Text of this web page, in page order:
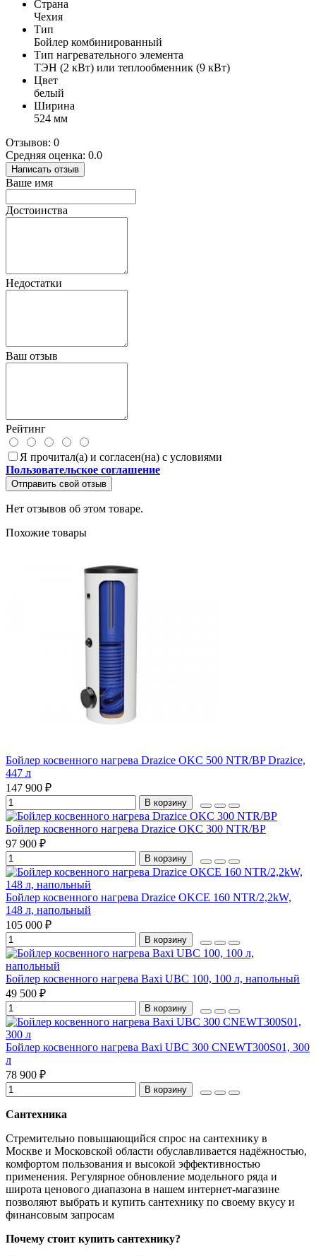
Страна
Чехия
Тип
Бойлер комбинированный
Тип нагревательного элемента
ТЭН (2 кВт) или теплообменник (9 кВт)
Цвет
белый
Ширина
524 мм
Отзывов: 0
Средняя оценка: 0.0
Написать отзыв
Ваше имя
Достоинства
Недостатки
Ваш отзыв
Рейтинг
Я прочитал(а) и согласен(на) с условиями
Пользовательское соглашение
Отправить свой отзыв
Нет отзывов об этом товаре.
Похожие товары
Бойлер косвенного нагрева Drazice OKC 500 NTR/BP Drazice,
447 л
147 900 ₽
В корзину
Бойлер косвенного нагрева Drazice OKC 300 NTR/BP
97 900 ₽
В корзину
Бойлер косвенного нагрева Drazice OKCE 160 NTR/2,2kW,
148 л, напольный
105 000 ₽
В корзину
Бойлер косвенного нагрева Baxi UBC 100, 100 л, напольный
49 500 ₽
В корзину
Бойлер косвенного нагрева Baxi UBC 300 CNEWT300S01, 300
л
78 900 ₽
В корзину
Сантехника
Стремительно повышающийся спрос на сантехнику в
Москве и Московской области обуславливается надёжностью,
комфортом пользования и высокой эффективностью
применения. Регулярное обновление модельного ряда и
широта ценового диапазона в нашем интернет-магазине
позволяют выбрать и купить сантехнику по своему вкусу и
финансовым запросам
Почему стоит купить сантехнику?